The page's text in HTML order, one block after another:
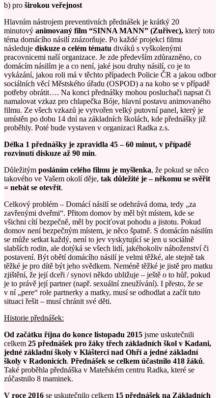
b) pro širokou veřejnost
Hlavním nástrojem preventivních přednášek je krátký 20
minutový animovaný film “SINNA MANN” (Zuřivec), který toto
téma domácího násilí znázorňuje. Po každé projekci filmu
následuje diskuze o celém tématu diváků s vyškolenými
pracovnicemi naší organizace. Je zde především zdůrazněno, co
domácím násilím je a co není, jaké jsou druhy násilí, co je to
vykázání, jakou roli má v těchto případech Policie ČR a jakou odbor
sociálních věcí Městského úřadu (OSPOD) a na koho se v případě
potřeby obrátit…. Na konci přednášky mohou posluchači napsat či
namalovat vzkaz pro chlapečka Bóje, hlavní postavu animovaného
filmu. Ze všech vzkazů je vytvořen velký putovní panel, který je
umístěn po dobu 14 dní na základních školách, kde přednášky již
proběhly. Poté bude vystaven v organizaci Radka z.s.
Délka 1 přednášky je zpravidla 45 – 60 minut, v případě
rozvinutí diskuze až 90 min.
Důležitým posláním celého filmu je myšlenka, že pokud se něco
takového ve Vašem okolí děje, tak důležité je – někomu se svěřit
= nebát se otevřít.
Celkový problém – Domácí násilí se odehrává doma, tedy „za
zavřenými dveřmi“. Přitom domov by měl být místem, kde se
všichni cítí bezpečně, měl by pociťovat pohodu a jistotu. Pokud
domov není bezpečným místem, je něco špatně. S domácím násilím
se může setkat každý, není to jev vyskytující se jen u sociálně
slabších rodin, ale dotýká se všech lidí, jakéhokoliv náboženství či
postavení. Být obětí domácího násilí je velmi těžké, ale stejně tak
těžké je pro dítě být jeho svědkem. Neméně těžké je jistě pro matku
zjištění, že její dceři / synovi někdo ubližuje – ještě o to hůř, pokud
je to právě její partner (např. sexuální zneužívání). I přesto, že se
v ní „pere“ role partnerky a matky, musí se odhodlat a začít tuto
situaci řešit – musí chránit své děti.
Historie přednášek:
Od začátku října do konce listopadu 2015 jsme uskutečnili
celkem 25 přednášek pro žáky třech základních škol v Kadani,
jedné základní školy v Klášterci nad Ohří a jedné základní
školy v Radonicích. Přednášek se celkem účastnilo 418 žáků.
Také proběhla přednáška v Mateřském centru Radka, které se
zúčastnilo 8 maminek.
V roce 2016 se uskutečnilo celkem 15 přednášek na Základních